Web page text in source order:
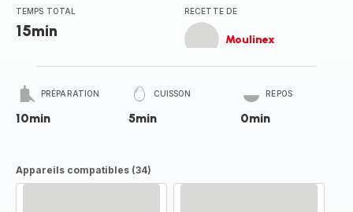
TEMPS TOTAL
15min
RECETTE DE
Moulinex
PRÉPARATION
10min
CUISSON
5min
REPOS
0min
Appareils compatibles (34)